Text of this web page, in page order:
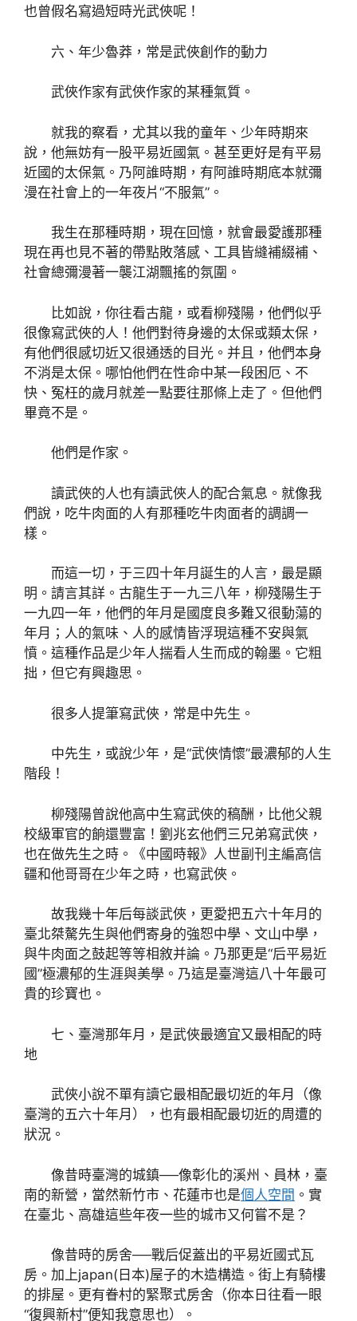
也曾假名寫過短時光武俠呢！
六、年少魯莽，常是武俠創作的動力
武俠作家有武俠作家的某種氣質。
就我的察看，尤其以我的童年、少年時期來
說，他無妨有一股平易近國氣。甚至更好是有平易
近國的太保氣。乃阿誰時期，有阿誰時期底本就彌
漫在社會上的一年夜片“不服氣”。
我生在那種時期，現在回憶，就會最愛護那種
現在再也見不著的帶點敗落感、工具皆縫補綴補、
社會總彌漫著一襲江湖飄搖的氛圍。
比如說，你往看古龍，或看柳殘陽，他們似乎
很像寫武俠的人！他們對待身邊的太保或類太保，
有他們很感切近又很通透的目光。并且，他們本身
不消是太保。哪怕他們在性命中某一段困厄、不
快、冤枉的歲月就差一點要往那條上走了。但他們
畢竟不是。
他們是作家。
讀武俠的人也有讀武俠人的配合氣息。就像我
們說，吃牛肉面的人有那種吃牛肉面者的調調一
樣。
而這一切，于三四十年月誕生的人言，最是顯
明。請言其詳。古龍生于一九三八年，柳殘陽生于
一九四一年，他們的年月是國度良多難又很動蕩的
年月；人的氣味、人的感情皆浮現這種不安與氣
憤。這種作品是少年人揣看人生而成的翰墨。它粗
拙，但它有興趣思。
很多人提筆寫武俠，常是中先生。
中先生，或說少年，是“武俠情懷”最濃郁的人生
階段！
柳殘陽曾說他高中生寫武俠的稿酬，比他父親
校級軍官的餉還豐富！劉兆玄他們三兄弟寫武俠，
也在做先生之時。《中國時報》人世副刊主編高信
疆和他哥哥在少年之時，也寫武俠。
故我幾十年后每談武俠，更愛把五六十年月的
臺北桀驁先生與他們寄身的強恕中學、文山中學，
與牛肉面之鼓起等等相敘并論。乃那更是“后平易近
國”極濃郁的生涯與美學。乃這是臺灣這八十年最可
貴的珍寶也。
七、臺灣那年月，是武俠最適宜又最相配的時
地
武俠小說不單有讀它最相配最切近的年月（像
臺灣的五六十年月），也有最相配最切近的周遭的
狀況。
像昔時臺灣的城鎮──像彰化的溪州、員林，臺
南的新營，當然新竹市、花蓮市也是個人空間 。實
在臺北、高雄這些年夜一些的城市又何嘗不是？
像昔時的房舍──戰后促蓋出的平易近國式瓦
房。加上japan(日本)屋子的木造構造。街上有騎樓
的排屋。更有眷村的緊聚式房舍（你本日往看一眼
“復興新村”便知我意思也）。